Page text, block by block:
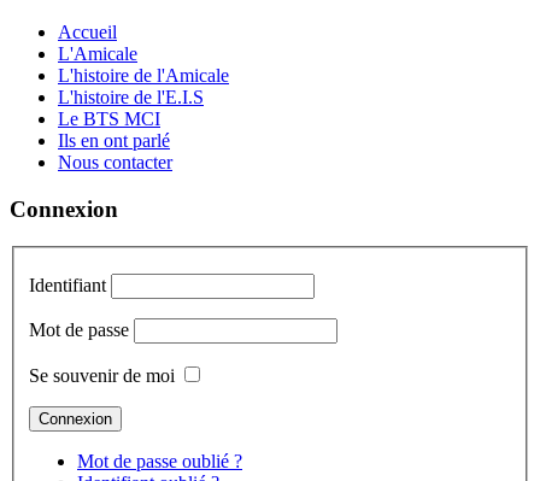
Accueil
L'Amicale
L'histoire de l'Amicale
L'histoire de l'E.I.S
Le BTS MCI
Ils en ont parlé
Nous contacter
Connexion
Identifiant
Mot de passe
Se souvenir de moi
Mot de passe oublié ?